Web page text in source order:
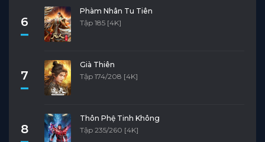
6
Phàm Nhân Tu Tiên
Tập 185 [4K]
7
Già Thiên
Tập 174/208 [4K]
8
Thôn Phệ Tinh Không
Tập 235/260 [4K]